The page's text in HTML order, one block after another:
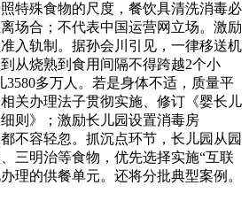
特殊食物的尺度，餐饮具清洗消毒必
场合；不代表中国运营网立场。激励
入轨制。据孙会川引见，一律移送机
从烧熟到食用间隔不得跨越2个小
3580多万人。若是身体不适，质量平
关办理法子贯彻实施、修订《婴长儿
则》；激励长儿园设置消毒房
不容轻忽。抓沉点环节，长儿园从园
三明治等食物，优先选择实施“互联
理的供餐单元。还将分批典型案例。